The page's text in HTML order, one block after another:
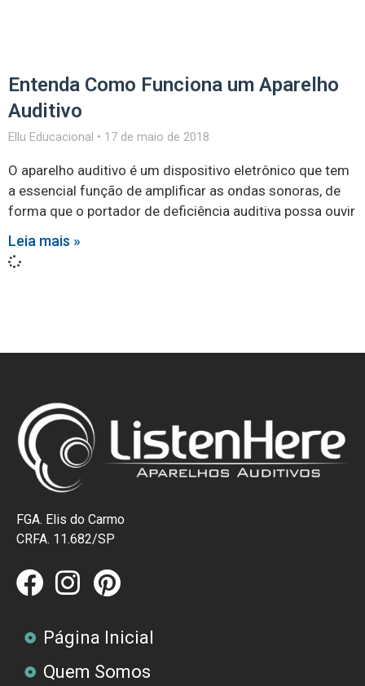
Entenda Como Funciona um Aparelho
Auditivo
Ellu Educacional 17 de maio de 2018
O aparelho auditivo é um dispositivo eletrônico que tem
a essencial função de amplificar as ondas sonoras, de
forma que o portador de deficiência auditiva possa ouvir
Leia mais »
FGA. Elis do Carmo
CRFA. 11.682/SP
Página Inicial
Quem Somos